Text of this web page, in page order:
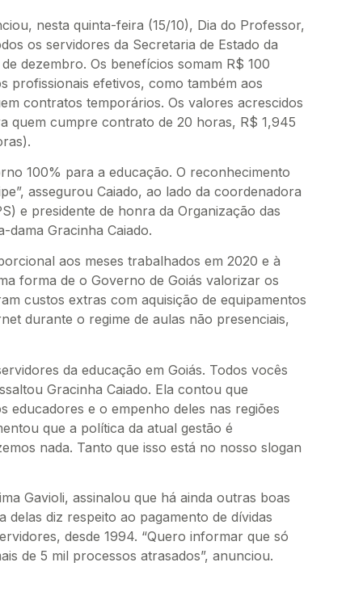
nesta quinta-feira (15/10), Dia do Professor,
os servidores da Secretaria de Estado da
dezembro. Os benefícios somam R$ 100
profissionais efetivos, como também aos
contratos temporários. Os valores acrescidos
quem cumpre contrato de 20 horas, R$ 1,945
100% para a educação. O reconhecimento
assegurou Caiado, ao lado da coordenadora
e presidente de honra da Organização das
dama Gracinha Caiado.
aos meses trabalhados em 2020 e à
forma de o Governo de Goiás valorizar os
custos extras com aquisição de equipamentos
durante o regime de aulas não presenciais,
da educação em Goiás. Todos vocês
Gracinha Caiado. Ela contou que
educadores e o empenho deles nas regiões
que a política da atual gestão é
nada. Tanto que isso está no nosso slogan
Gavioli, assinalou que há ainda outras boas
diz respeito ao pagamento de dívidas
desde 1994. “Quero informar que só
de 5 mil processos atrasados”, anunciou.